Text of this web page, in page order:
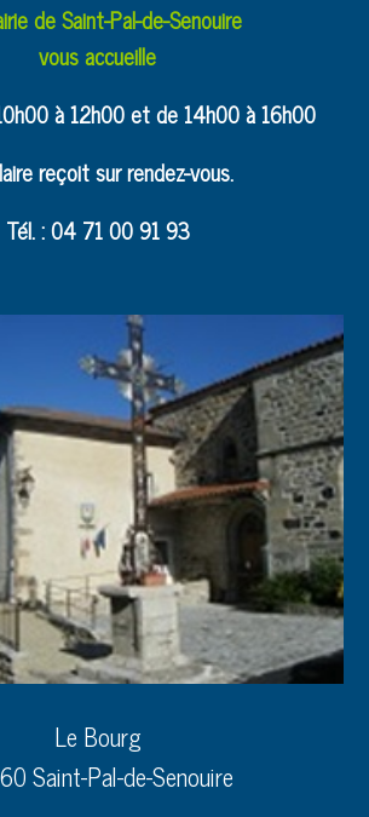
de Saint-Pal-de-Senouire
vous accueille
à 12h00 et de 14h00 à 16h00
reçoit sur rendez-vous.
Tél. : 04 71 00 91 93
Le Bourg
Saint-Pal-de-Senouire